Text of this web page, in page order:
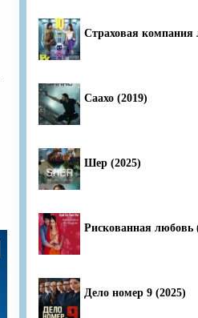
Страховая компания
Саахо (2019)
Шер (2025)
Рискованная любовь
Дело номер 9 (2025)